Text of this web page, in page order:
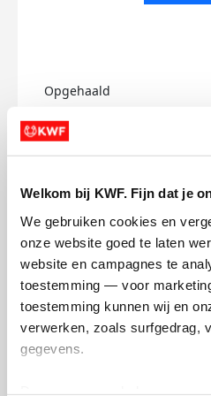
Welkom bij KWF. Fijn dat je
We gebruiken cookies en
onze website goed te laten
website en campagnes te
toestemming — voor
toestemming kunnen wij en
verwerken, zoals surfgedrag,
gegevens.
Opgehaald
Veerle's